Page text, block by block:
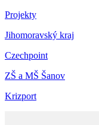
Projekty
Jihomoravský kraj
Czechpoint
ZŠ a MŠ Šanov
Krizport